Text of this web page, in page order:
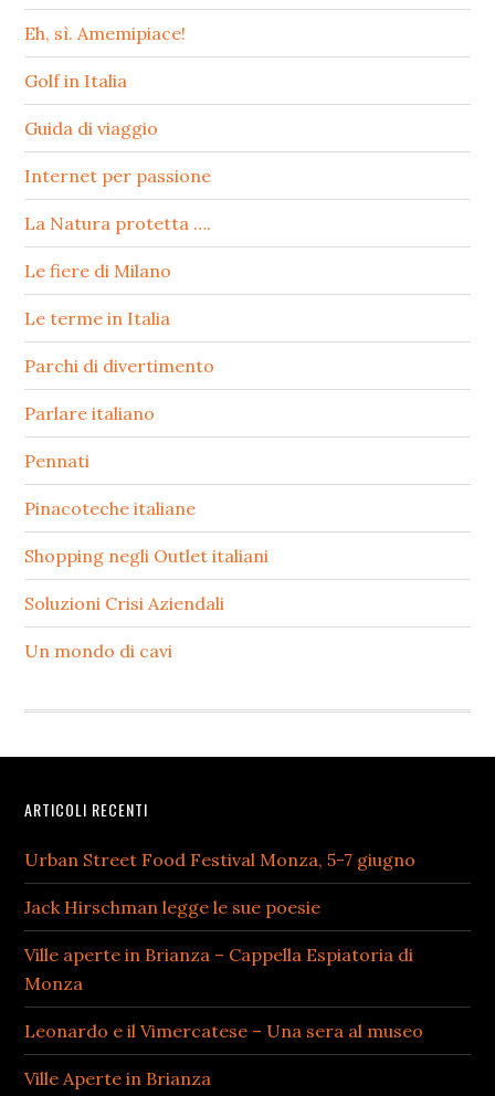
Eh, sì. Amemipiace!
Golf in Italia
Guida di viaggio
Internet per passione
La Natura protetta ….
Le fiere di Milano
Le terme in Italia
Parchi di divertimento
Parlare italiano
Pennati
Pinacoteche italiane
Shopping negli Outlet italiani
Soluzioni Crisi Aziendali
Un mondo di cavi
Footer
ARTICOLI RECENTI
Urban Street Food Festival Monza, 5-7 giugno
Jack Hirschman legge le sue poesie
Ville aperte in Brianza – Cappella Espiatoria di
Monza
Leonardo e il Vimercatese – Una sera al museo
Ville Aperte in Brianza